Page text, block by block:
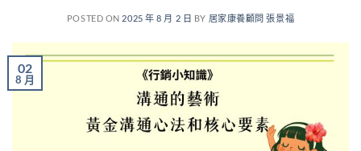
POSTED ON 2025 年 8 月 2 日 BY 居家康養顧問 張景福
02
8 月